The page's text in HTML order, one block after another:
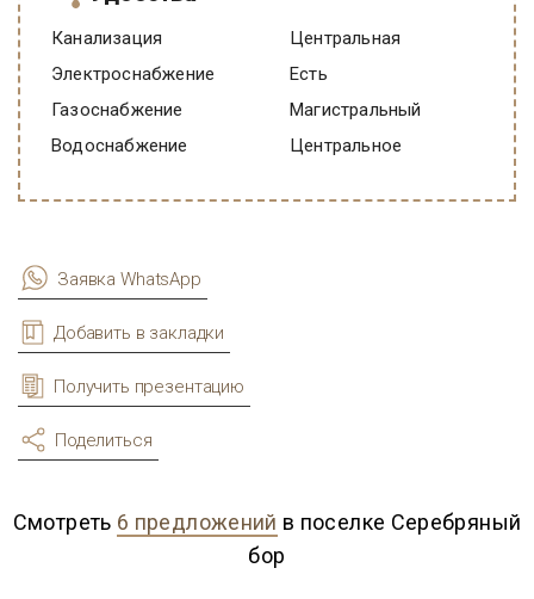
Канализация
Центральная
Электроснабжение
есть
Газоснабжение
Магистральный
Водоснабжение
Центральное
Заявка WhatsApp
Добавить в закладки
Получить презентацию
Поделиться
Смотреть 6 предложений в поселке Серебряный
бор